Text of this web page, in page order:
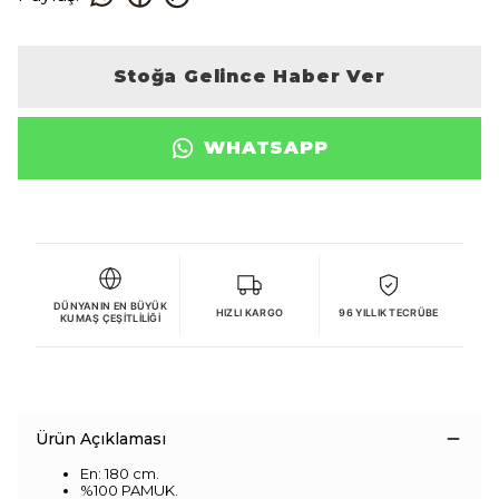
Stoğa Gelince Haber Ver
WHATSAPP
DÜNYANIN EN BÜYÜK
KUMAŞ ÇEŞITLILIĞI
HIZLI KARGO 96 YILLIK TECRÜBE
Ürün Açıklaması
En: 180 cm.
%100 PAMUK.